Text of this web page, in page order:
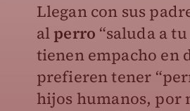
Llegan con sus
alperro “saluda a
tienen empacho en
prefieren tener
hijos humanos, por